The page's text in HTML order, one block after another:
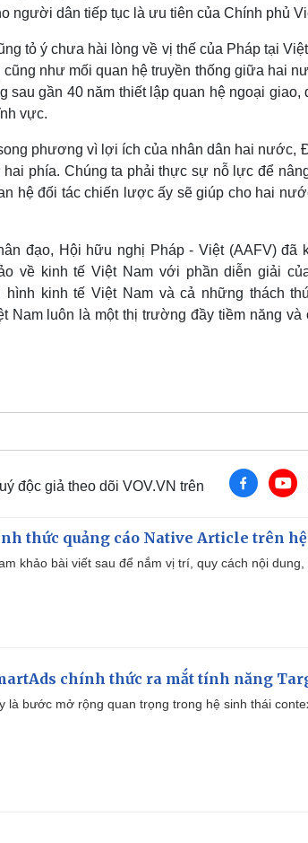
người dân tiếp tục là ưu tiên của Chính phủ
tỏ ý chưa hài lòng về vị thế của Pháp tại
như mối quan hệ truyền thống giữa hai
sau gần 40 năm thiết lập quan hệ ngoại
vực.
phương vì lợi ích của nhân dân hai nước,
hai phía. Chúng ta phải thực sự nỗ lực để
hệ đối tác chiến lược ấy sẽ giúp cho hai
đạo, Hội hữu nghị Pháp - Việt (AAFV)
về kinh tế Việt Nam với phần diễn giải
hình kinh tế Việt Nam và cả những thách
Nam luôn là một thị trường đầy tiềm năng
độc giả theo dõi VOV.VN trên
thức quảng cáo Native Article trên
khảo bài viết sau để nắm vị trí, quy cách nội dung,
chính thức ra mắt tính năng
là bước mở rộng quan trọng trong hệ sinh thái